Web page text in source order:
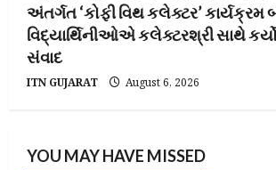
અંતર્ગત ‘કોફી વિથ કલેક્ટર’ કાર્યક્રમ
વિદ્યાર્થિનીઓએ કલેક્ટરશ્રી સાથે
સંવાદ
ITN GUJARAT August 6, 2026
YOU MAY HAVE MISSED